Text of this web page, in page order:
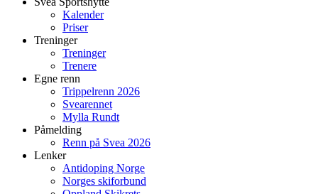
Kalender
Priser
Treninger
Treninger
Trenere
Egne renn
Trippelrenn 2026
Svearennet
Mylla Rundt
Påmelding
Renn på Svea 2026
Lenker
Antidoping Norge
Norges skiforbund